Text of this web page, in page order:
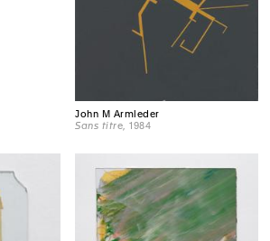
John M Armleder
Sans titre , 1984